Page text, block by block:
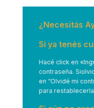
¿Necesitás
Si ya tenés
Hacé click en
contraseña.
en “Olvidé mi
para